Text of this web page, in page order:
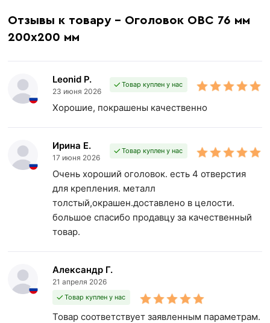
Отзывы к товару - Оголовок ОВС 76 мм
200х200 мм
Leonid P.
23 июня 2026
Товар куплен у нас
Хорошие, покрашены качественно
Ирина Е.
17 июня 2026
Товар куплен у нас
Очень хороший оголовок. есть 4 отверстия
для крепления. металл
толстый,окрашен.доставлено в целости.
большое спасибо продавцу за качественный
товар.
Александр Г.
21 апреля 2026
Товар куплен у нас
Товар соответствует заявленным параметрам.